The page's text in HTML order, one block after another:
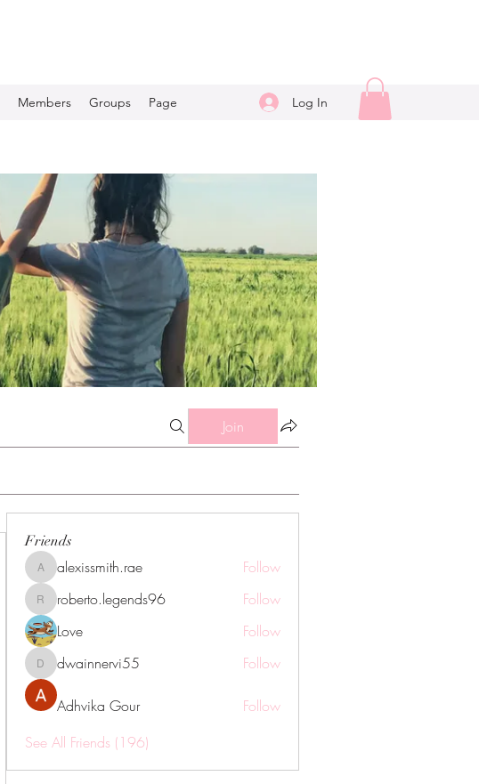
Members Groups Page Log In
Join
Friends
alexissmith.rae
alexissmith.rae Follow
roberto.legends96
roberto.legends96
Follow
Love
Follow
dwainnervi55
dwainnervi55 Follow
Adhvika Gour
Follow
See All Friends (196)